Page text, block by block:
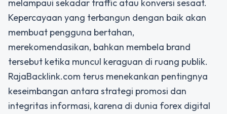
melampaui sekadar traffic atau konversi sesaat.
Kepercayaan yang terbangun dengan baik akan
membuat pengguna bertahan,
merekomendasikan, bahkan membela brand
tersebut ketika muncul keraguan di ruang publik.
RajaBacklink.com terus menekankan pentingnya
keseimbangan antara strategi promosi dan
integritas informasi, karena di dunia forex digital